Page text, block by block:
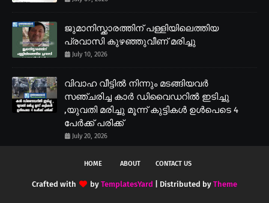
ജുമാനിസ്ക്കാരത്തിന് പള്ളിയിലെത്തിയ
പ്രവാസി കുഴഞ്ഞുവീണ് മരിച്ചു
July 10, 2026
വിവാഹ വീട്ടിൽ നിന്നും മടങ്ങിയവർ
സഞ്ചരിച്ച കാർ ഡിവൈഡറിൽ ഇടിച്ചു
,യുവതി മരിച്ചു മൂന്ന് കുട്ടികൾ ഉൾപെടെ 4
പേർക്ക് പരിക്ക്
July 20, 2026
HOME ABOUT CONTACT US
Crafted with by TemplatesYard | Distributed by Theme